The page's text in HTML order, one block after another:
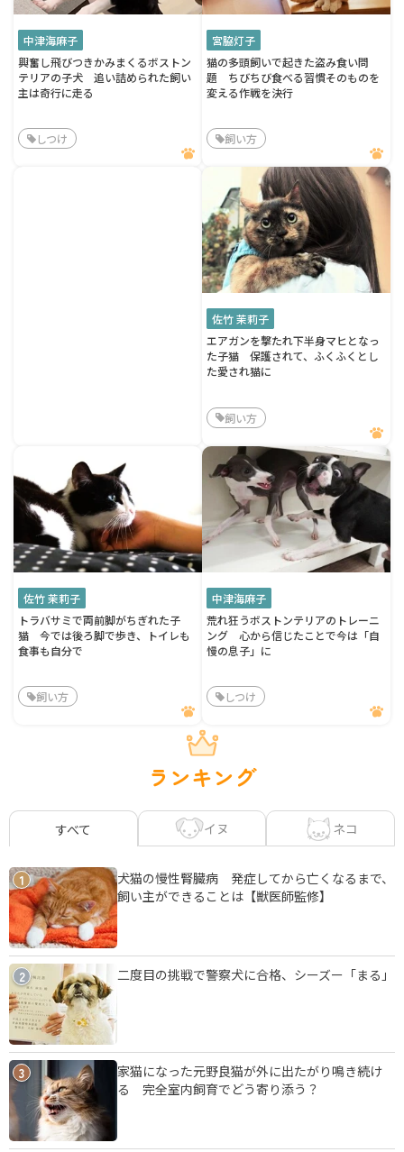
中津海麻子
興奮し飛びつきかみまくるボストン
テリアの子犬 追い詰められた飼い
主は奇行に走る
しつけ
宮脇灯子
猫の多頭飼いで起きた盗み食い問
題 ちびちび食べる習慣そのものを
変える作戦を決行
飼い方
佐竹 茉莉子
エアガンを撃たれ下半身マヒとなっ
た子猫 保護されて、ふくふくとし
た愛され猫に
飼い方
佐竹 茉莉子
トラバサミで両前脚がちぎれた子
猫 今では後ろ脚で歩き、トイレも
食事も自分で
飼い方
中津海麻子
荒れ狂うボストンテリアのトレーニ
ング 心から信じたことで今は「自
慢の息子」に
しつけ
ランキング
すべて イヌ ネコ
1
犬猫の慢性腎臓病 発症してから亡くなるまで、
飼い主ができることは【獣医師監修】
2 二度目の挑戦で警察犬に合格、シーズー「まる」
3
家猫になった元野良猫が外に出たがり鳴き続け
る 完全室内飼育でどう寄り添う？